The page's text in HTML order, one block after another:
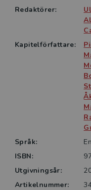
opportunity to
cultural narratives
Redaktörer:
Kapitelförfattare:
Språk:
ISBN:
Utgivningsår:
Artikelnummer: